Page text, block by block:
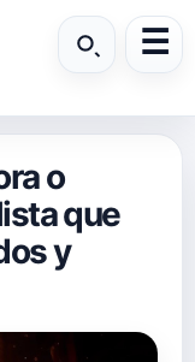
o
que
y